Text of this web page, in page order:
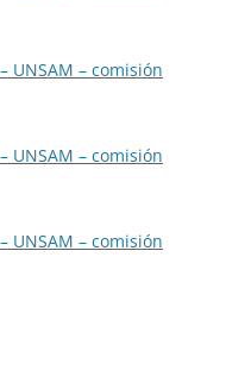
UNSAM – comisión
UNSAM – comisión
UNSAM – comisión